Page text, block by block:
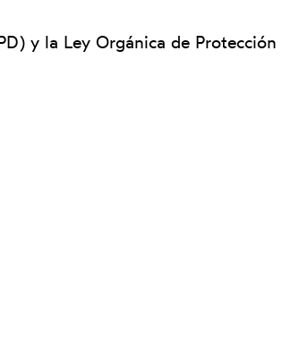
y la Ley Orgánica de Protección